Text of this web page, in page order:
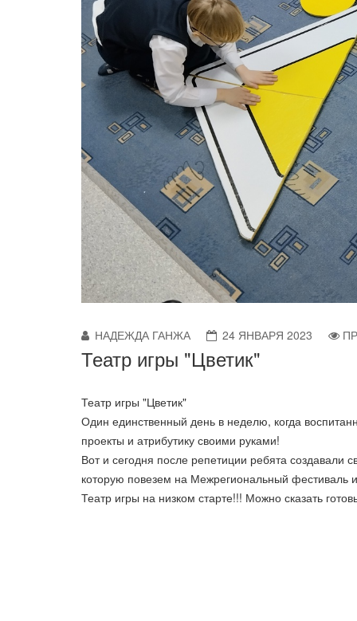
НАДЕЖДА ГАНЖА 24 ЯНВАРЯ 2023
Театр игры "Цветик"
Театр игры "Цветик"
Один единственный день в неделю, когда
проекты и атрибутику своими руками!
Вот и сегодня после репетиции ребята
которую повезем на Межрегиональный фестиваль
Театр игры на низком старте!!! Можно сказать